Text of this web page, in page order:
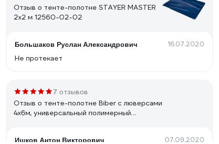
Отзыв о тенте-полотне STAYER MASTER
2х2 м 12560-02-02
Большаков Руслан Александрович 16.07.2020
Не протекает
7 отзывов
Отзыв о тенте-полотне Biber c люверсами
4х6м, универсальный полимерный
Ишков Антон Викторович 07.09.2020